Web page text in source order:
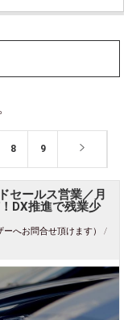
8 9
セールス営業／月
DX推進で残業少
ーへお問合せ頂けます） /